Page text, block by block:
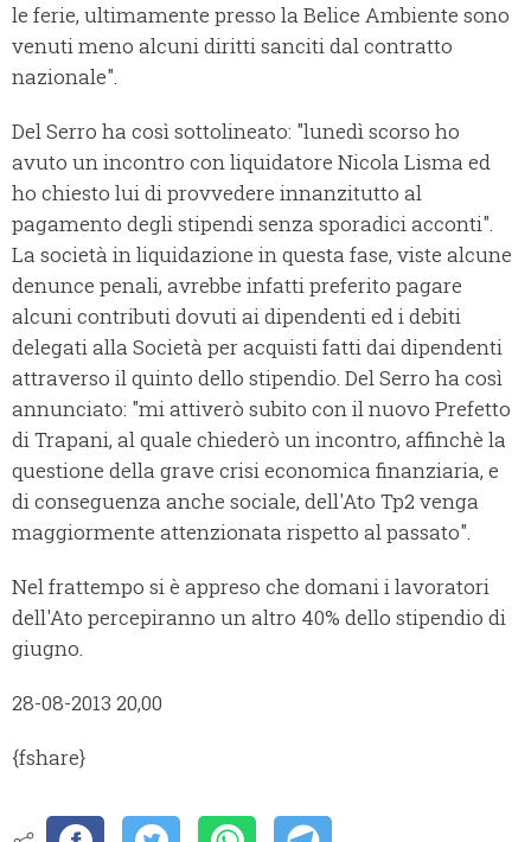
le ferie, ultimamente presso la Belice Ambiente sono
venuti meno alcuni diritti sanciti dal contratto
nazionale".
Del Serro ha così sottolineato: "lunedì scorso ho
avuto un incontro con liquidatore Nicola Lisma ed
ho chiesto lui di provvedere innanzitutto al
pagamento degli stipendi senza sporadici acconti".
La società in liquidazione in questa fase, viste alcune
denunce penali, avrebbe infatti preferito pagare
alcuni contributi dovuti ai dipendenti ed i debiti
delegati alla Società per acquisti fatti dai dipendenti
attraverso il quinto dello stipendio. Del Serro ha così
annunciato: "mi attiverò subito con il nuovo Prefetto
di Trapani, al quale chiederò un incontro, affinchè la
questione della grave crisi economica finanziaria, e
di conseguenza anche sociale, dell'Ato Tp2 venga
maggiormente attenzionata rispetto al passato".
Nel frattempo si è appreso che domani i lavoratori
dell'Ato percepiranno un altro 40% dello stipendio di
giugno.
28-08-2013 20,00
{fshare}